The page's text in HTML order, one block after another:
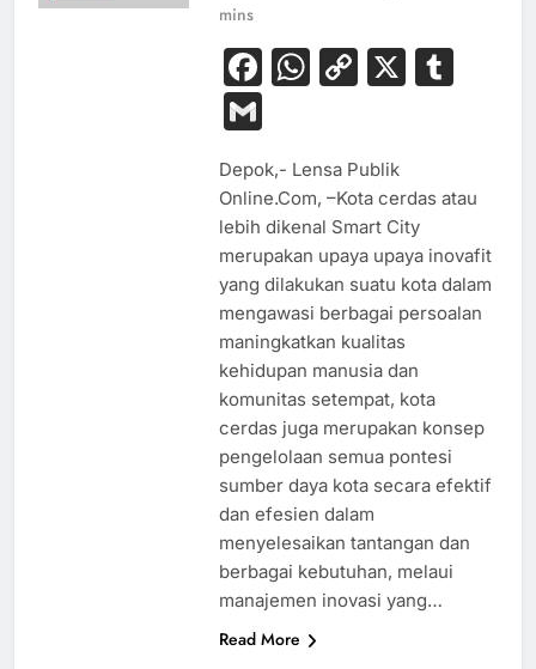
mins
Facebook
WhatsApp
Copy
X
Gmail
Depok,- Lensa Publik
Online.Com, –Kota cerdas atau
lebih dikenal Smart City
merupakan upaya upaya inovafit
yang dilakukan suatu kota dalam
mengawasi berbagai persoalan
maningkatkan kualitas
kehidupan manusia dan
komunitas setempat, kota
cerdas juga merupakan konsep
pengelolaan semua pontesi
sumber daya kota secara efektif
dan efesien dalam
menyelesaikan tantangan dan
berbagai kebutuhan, melaui
manajemen inovasi yang…
Read More